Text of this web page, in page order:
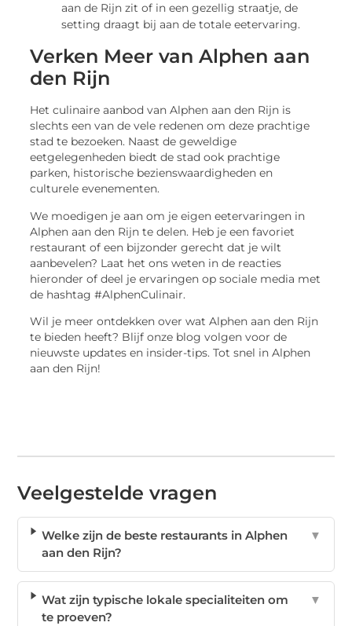
aan de Rijn zit of in een gezellig straatje, de
setting draagt bij aan de totale eetervaring.
Verken Meer van Alphen aan
den Rijn
Het culinaire aanbod van Alphen aan den Rijn is
slechts een van de vele redenen om deze prachtige
stad te bezoeken. Naast de geweldige
eetgelegenheden biedt de stad ook prachtige
parken, historische bezienswaardigheden en
culturele evenementen.
We moedigen je aan om je eigen eetervaringen in
Alphen aan den Rijn te delen. Heb je een favoriet
restaurant of een bijzonder gerecht dat je wilt
aanbevelen? Laat het ons weten in de reacties
hieronder of deel je ervaringen op sociale media met
de hashtag #AlphenCulinair.
Wil je meer ontdekken over wat Alphen aan den Rijn
te bieden heeft? Blijf onze blog volgen voor de
nieuwste updates en insider-tips. Tot snel in Alphen
aan den Rijn!
Veelgestelde vragen
Welke zijn de beste restaurants in Alphen
aan den Rijn?
▼
Wat zijn typische lokale specialiteiten om
te proeven?
▼